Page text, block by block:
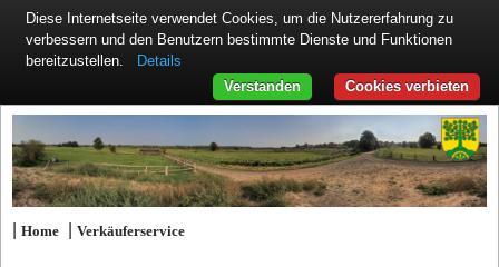
|Home |Verkäuferservice
Diese Internetseite verwendet Cookies, um die Nutzererfahrung zu
verbessern und den Benutzern bestimmte Dienste und Funktionen
bereitzustellen.
Details
Cookies verbieten
Verstanden